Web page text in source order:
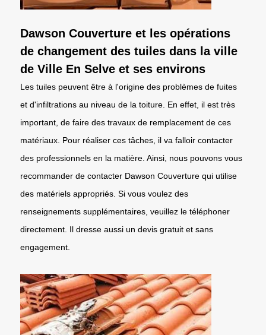
Dawson Couverture et les opérations
de changement des tuiles dans la ville
de Ville En Selve et ses environs
Les tuiles peuvent être à l'origine des problèmes de fuites
et d'infiltrations au niveau de la toiture. En effet, il est très
important, de faire des travaux de remplacement de ces
matériaux. Pour réaliser ces tâches, il va falloir contacter
des professionnels en la matière. Ainsi, nous pouvons vous
recommander de contacter Dawson Couverture qui utilise
des matériels appropriés. Si vous voulez des
renseignements supplémentaires, veuillez le téléphoner
directement. Il dresse aussi un devis gratuit et sans
engagement.